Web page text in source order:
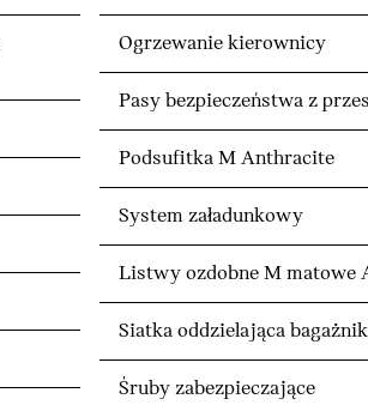
Ogrzewanie kierownicy
Pasy bezpieczeństwa z
Podsufitka M Anthracite
System załadunkowy
Listwy ozdobne M matowe
Siatka oddzielająca bagażnik
Śruby zabezpieczające